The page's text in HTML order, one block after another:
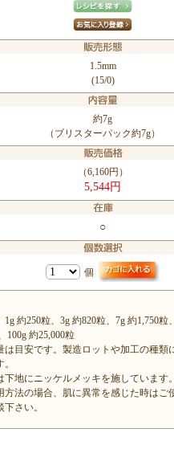
1.5mm
(15/0)
約7g
（ブリスターパック約7g）
（6,160円）
5,544円
○
個
約250粒、3g 約820粒、7g 約1,750粒
100g 約25,000粒
目安です。製造ロットや加工の種類
下地にニッケルメッキを施しています
方法の場合、肌に異常を感じた時はご
下さい。